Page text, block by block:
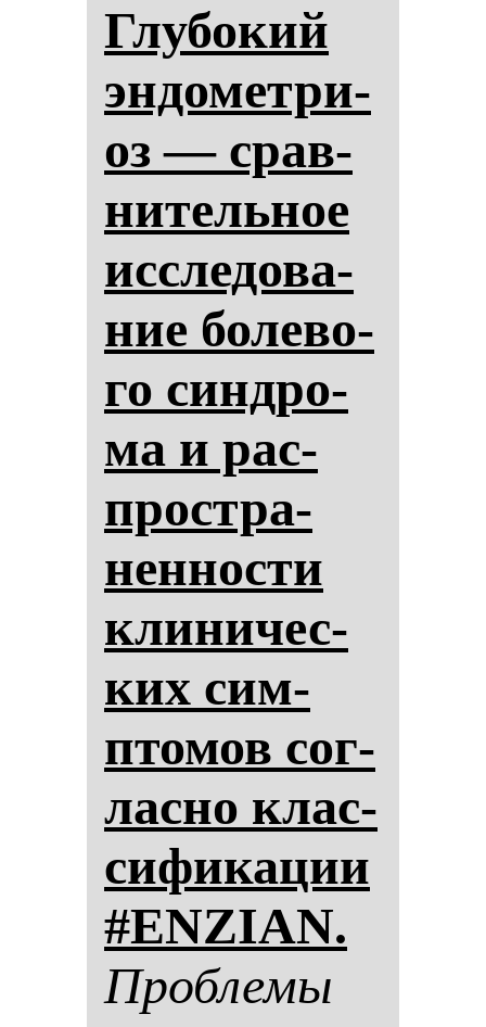
Глу­бо­кий
эн­до­мет­ри­
оз — срав­
ни­тель­ное
ис­сле­до­ва­
ние бо­ле­во­
го син­дро­
ма и рас­
простра­
нен­нос­ти
кли­ни­чес­
ких сим­
пто­мов сог­
лас­но клас­
си­фи­ка­ции
#ENZIAN.
Проб­ле­мы